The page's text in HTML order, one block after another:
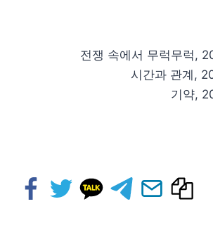
전쟁 속에서 무럭무럭,
시간과 관계,
기약,